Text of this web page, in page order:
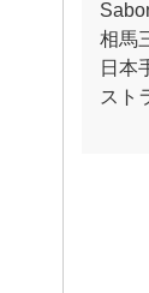
相馬
日本
スト